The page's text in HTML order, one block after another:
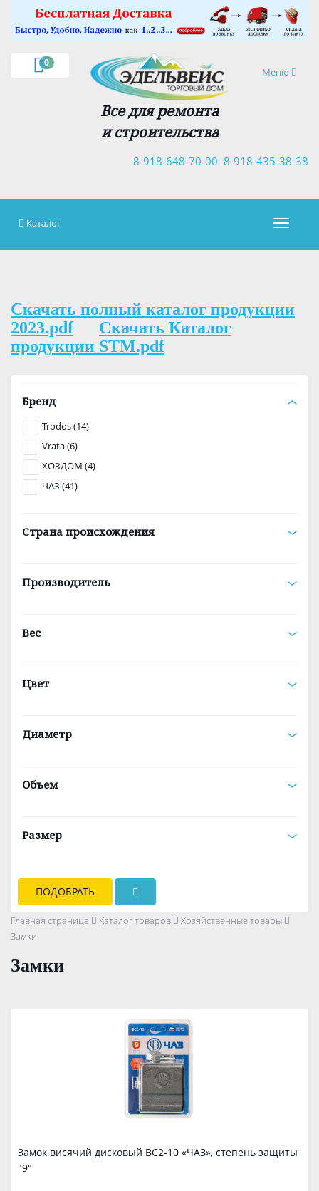
0
Навигация
Меню
Все для ремонта
и строительства
8-918-435-38-38
8-918-648-70-00
×
Каталог
Скачать полный каталог продукции
2023.pdf
Скачать Каталог
продукции STM.pdf
Бренд
Trodos (14)
Vrata (6)
ХОЗДОМ (4)
ЧАЗ (41)
Страна происхождения
Производитель
Вес
Цвет
Диаметр
Объем
Размер
ПОДОБРАТЬ
Главная страница Каталог товаров
Хозяйственные товары
Замки
Замки
Замок висячий дисковый ВС2-10 «ЧАЗ», степень защиты
"9"